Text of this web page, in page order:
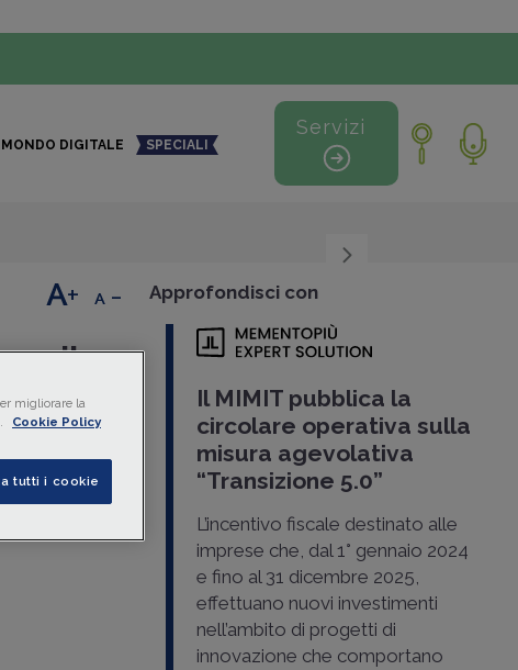
MONDO DIGITALE SPECIALI
Servizi
il
+ - Approfondisci con
Il MIMIT pubblica la
circolare operativa sulla
misura agevolativa
“Transizione 5.0”
L’incentivo fiscale destinato alle
imprese che, dal 1° gennaio 2024
e fino al 31 dicembre 2025,
effettuano nuovi investimenti
nell’ambito di progetti di
innovazione che comportano
migliorare la
Cookie Policy
tutti i cookie